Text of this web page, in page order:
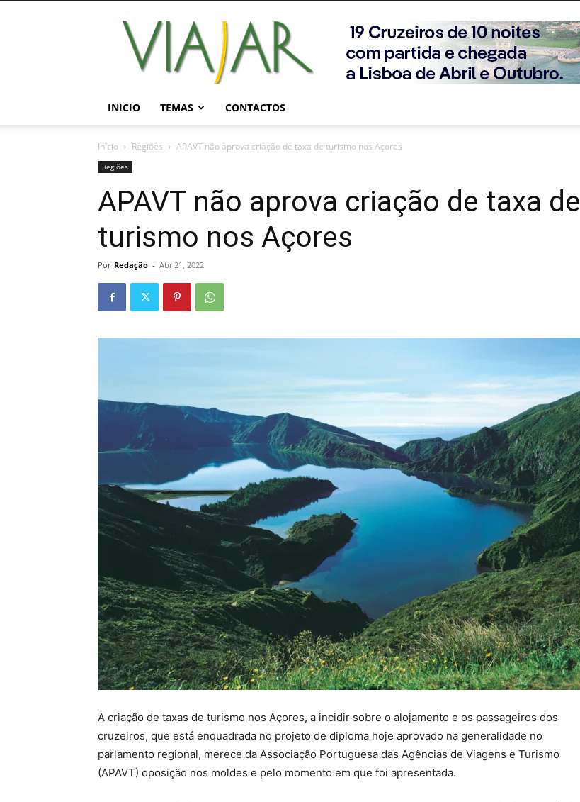
Viajar
Magazine
Online
INICIO TEMAS CONTACTOS
Início Regiões APAVT não aprova criação de taxa de turismo nos Açores
Regiões
APAVT não aprova criação de taxa de
turismo nos Açores
Por Redação - Abr 21, 2022
A criação de taxas de turismo nos Açores, a incidir sobre o alojamento e os passageiros dos
cruzeiros, que está enquadrada no projeto de diploma hoje aprovado na generalidade no
parlamento regional, merece da Associação Portuguesa das Agências de Viagens e Turismo
(APAVT) oposição nos moldes e pelo momento em que foi apresentada.